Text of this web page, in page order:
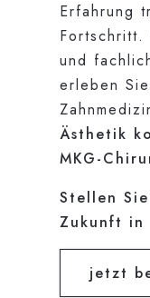
Erfahrung
Fortschritt.
und
erleben
Ästhetik
MKG-
Stellen
Zukunft in
jetzt